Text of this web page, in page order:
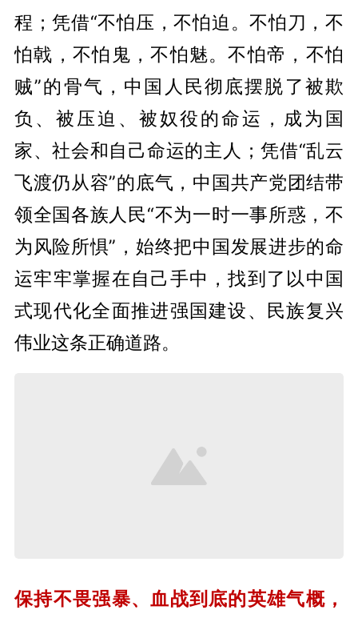
程；凭借“不怕压，不怕迫。不怕刀，不
怕戟，不怕鬼，不怕魅。不怕帝，不怕
贼”的骨气，中国人民彻底摆脱了被欺
负、被压迫、被奴役的命运，成为国
家、社会和自己命运的主人；凭借“乱云
飞渡仍从容”的底气，中国共产党团结带
领全国各族人民“不为一时一事所惑，不
为风险所惧”，始终把中国发展进步的命
运牢牢掌握在自己手中，找到了以中国
式现代化全面推进强国建设、民族复兴
伟业这条正确道路。
保持不畏强暴、血战到底的英雄气概，